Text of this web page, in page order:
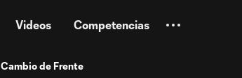
Videos Competencias
Cambio de Frente